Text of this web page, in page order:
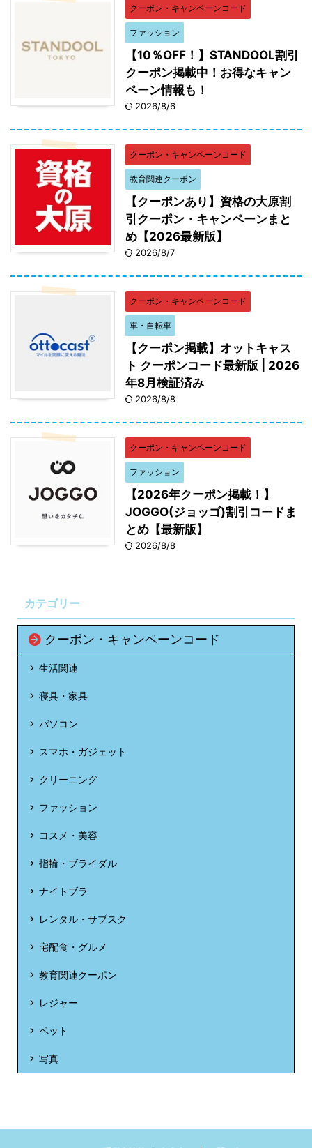
クーポン・キャンペーンコード
ファッション
【10％OFF！】STANDOOL割引
クーポン掲載中！お得なキャン
ペーン情報も！
2026/8/6
クーポン・キャンペーンコード
教育関連クーポン
【クーポンあり】資格の大原割
引クーポン・キャンペーンまと
め【2026最新版】
2026/8/7
クーポン・キャンペーンコード
車・自転車
【クーポン掲載】オットキャス
ト クーポンコード最新版 | 2026
年8月検証済み
2026/8/8
クーポン・キャンペーンコード
ファッション
【2026年クーポン掲載！】
JOGGO(ジョッゴ)割引コードま
とめ【最新版】
2026/8/8
カテゴリー
クーポン・キャンペーンコード
生活関連
寝具・家具
パソコン
スマホ・ガジェット
クリーニング
ファッション
コスメ・美容
指輪・ブライダル
ナイトブラ
レンタル・サブスク
宅配食・グルメ
教育関連クーポン
レジャー
ペット
写真